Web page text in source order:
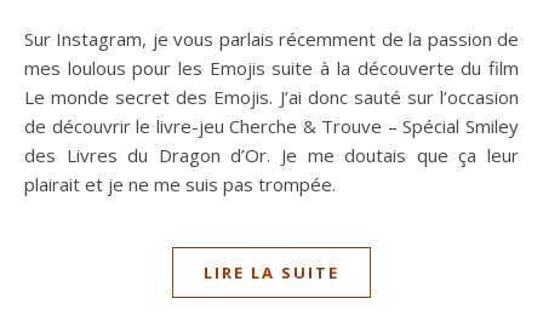
Sur Instagram, je vous parlais récemment de la passion de
mes loulous pour les Emojis suite à la découverte du film
Le monde secret des Emojis. J’ai donc sauté sur l’occasion
de découvrir le livre-jeu Cherche & Trouve – Spécial Smiley
des Livres du Dragon d’Or. Je me doutais que ça leur
plairait et je ne me suis pas trompée.
LIRE LA SUITE